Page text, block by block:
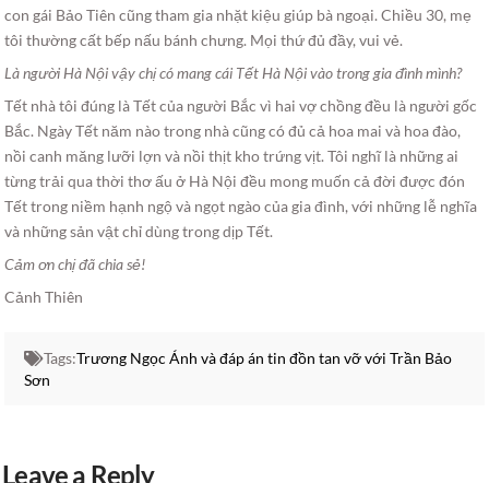
con gái Bảo Tiên cũng tham gia nhặt kiệu giúp bà ngoại. Chiều 30, mẹ
tôi thường cất bếp nấu bánh chưng. Mọi thứ đủ đầy, vui vẻ.
Là người Hà Nội vậy chị có mang cái Tết Hà Nội vào trong gia đình mình?
Tết nhà tôi đúng là Tết của người Bắc vì hai vợ chồng đều là người gốc
Bắc. Ngày Tết năm nào trong nhà cũng có đủ cả hoa mai và hoa đào,
nồi canh măng lưỡi lợn và nồi thịt kho trứng vịt. Tôi nghĩ là những ai
từng trải qua thời thơ ấu ở Hà Nội đều mong muốn cả đời được đón
Tết trong niềm hạnh ngộ và ngọt ngào của gia đình, với những lễ nghĩa
và những sản vật chỉ dùng trong dịp Tết.
Cảm ơn chị đã chia sẻ!
Cảnh Thiên
Tags:Trương Ngọc Ánh và đáp án tin đồn tan vỡ với Trần Bảo
Sơn
Leave a Reply